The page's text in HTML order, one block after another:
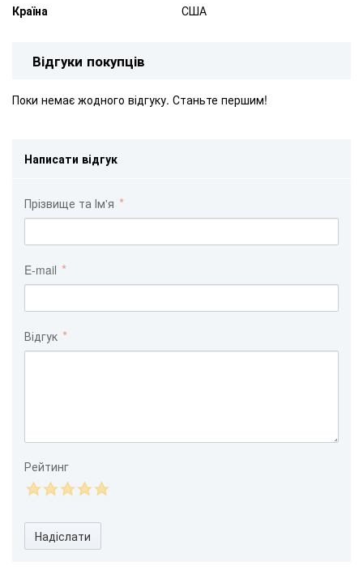
Країна
США
Відгуки покупців
Поки немає жодного відгуку. Станьте першим!
Написати відгук
Прізвище та Ім'я
E-mail
Відгук
Рейтинг
Надіслати